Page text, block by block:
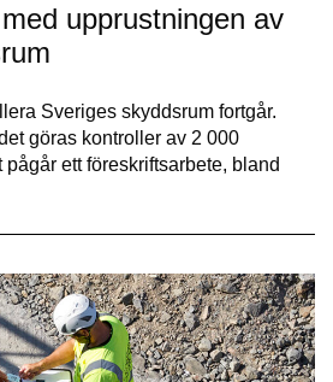
upprustningen av
Sveriges skyddsrum fortgår.
göras kontroller av 2 000
ett föreskriftsarbete, bland